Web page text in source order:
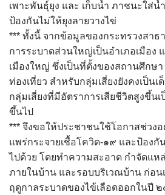
C View Home
Deply
Go Hight ‘O Village
HOMU Villa
Montha Residence
Shanti – Retreat
กรีนฮิลล์รีสอร์ท
เพาะพันธุ์ยุง และ เก็บน้ำ ภาชนะใส่
ป้องกันไม่ให้ยุงลายวางไข่
*** ทั้งนี้ จากข้อมูลของกระทรวงสาธ
การระบาดส่วนใหญ่เป็นอำเภอเมือง
เมืองใหญ่ ซึ่งเป็นที่ตั้งของสถานศึกษ
ท่องเที่ยว สำหรับกลุ่มเสี่ยงยังคงเป็น
กลุ่มเสี่ยงที่มีอัตราการเสียชีวิตสูงขึ้น
ขึ้นไป
*** จึงขอให้ประชาชนใช้โอกาสช่วง
แพร่กระจายเชื้อโควิด-๑๙ และป้องกั
ไปด้วย โดยทำความสะอาด กำจัดแห
ภายในบ้าน และรอบบริเวณบ้าน ก่อน
ฤดูกาลระบาดของไข้เลือดออกในปี